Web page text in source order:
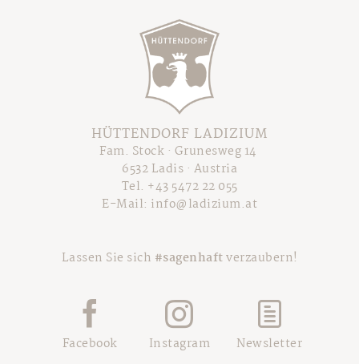
HÜTTENDORF LADIZIUM
Fam. Stock · Grunesweg 14
6532 Ladis · Austria
Tel. +43 5472 22 055
E-Mail: info@ladizium.at
Lassen Sie sich #sagenhaftverzaubern!
Facebook Instagram Newsletter